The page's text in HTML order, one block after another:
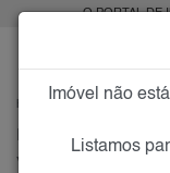
O PORTAL DE
Imóveis à Venda na
Vila Isolina Mazzei,
Imóvel não
Listamos